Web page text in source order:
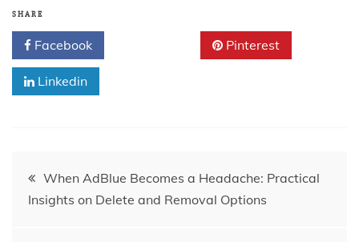
SHARE
Facebook Pinterest
Linkedin
Post
navigation
When AdBlue Becomes a Headache: Practical
Insights on Delete and Removal Options